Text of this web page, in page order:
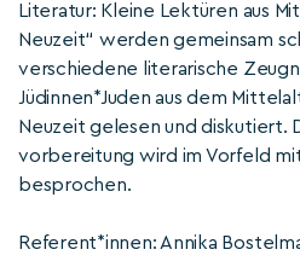
Literatur: Kleine Lektüren aus
Neuzeit“ werden gemeinsam
verschiedene literarische
Jüdinnen*Juden aus dem
Neuzeit gelesen und diskutiert.
vorbereitung wird im Vorfeld
besprochen.
Referent*innen: Annika